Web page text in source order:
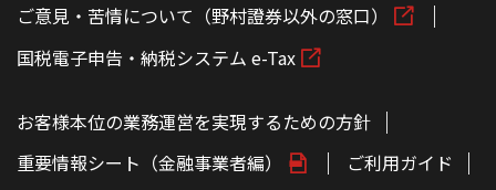
ご意見・苦情について（野村證券以外の窓口）
国税電子申告・納税システム e-Tax
お客様本位の業務運営を実現するための方針
重要情報シート（金融事業者編）
ご利用ガイド